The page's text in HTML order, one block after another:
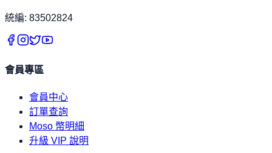
統編: 83502824
會員專區
會員中心
訂單查詢
Moso 幣明細
升級 VIP 說明